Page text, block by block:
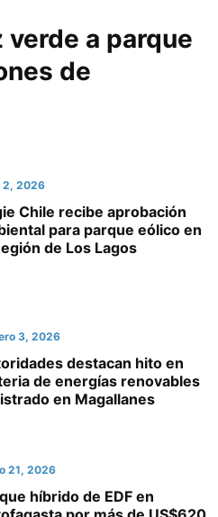
verde a parque
de
2, 2026
Chile recibe aprobación
para parque eólico en
de Los Lagos
3, 2026
destacan hito en
de energías renovables
en Magallanes
21, 2026
híbrido de EDF en